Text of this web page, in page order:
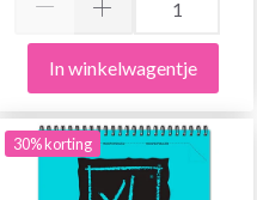
In winkelwagentje
30% korting